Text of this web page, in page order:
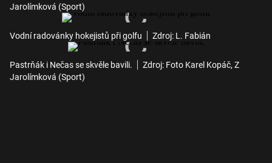
Jarolímková (Sport)
Vodní radovánky hokejistů při golfu Zdroj: L. Fabián
Pastrňák i Nečas se skvěle bavili.
Zdroj: Foto Karel Kopáč, Z
Jarolímková (Sport)